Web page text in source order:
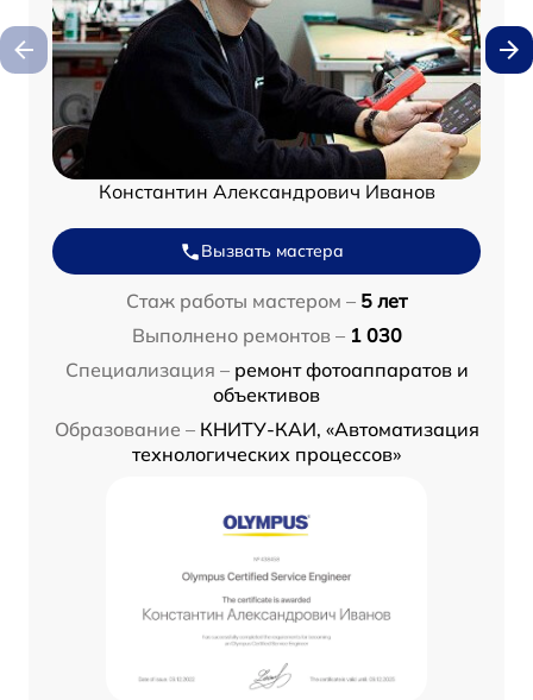
Константин Александрович Иванов
Вызвать мастера
Стаж работы мастером – 5 лет
Выполнено ремонтов – 1 030
Специализация – ремонт фотоаппаратов и
объективов
Образование – КНИТУ-КАИ, «Автоматизация
технологических процессов»